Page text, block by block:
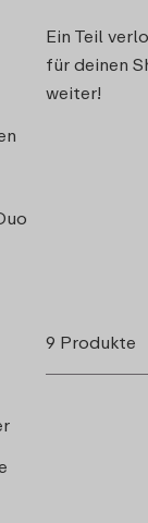
Ein Teil
für deinen
weiter!
9 Produkte